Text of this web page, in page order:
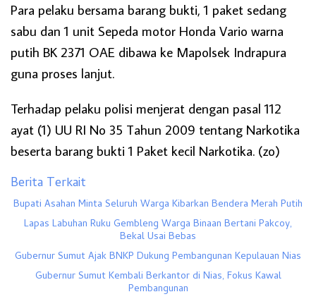
Para pelaku bersama barang bukti, 1 paket sedang
sabu dan 1 unit Sepeda motor Honda Vario warna
putih BK 2371 OAE dibawa ke Mapolsek Indrapura
guna proses lanjut.
Terhadap pelaku polisi menjerat dengan pasal 112
ayat (1) UU RI No 35 Tahun 2009 tentang Narkotika
beserta barang bukti 1 Paket kecil Narkotika. (zo)
Berita Terkait
Bupati Asahan Minta Seluruh Warga Kibarkan Bendera Merah Putih
Lapas Labuhan Ruku Gembleng Warga Binaan Bertani Pakcoy,
Bekal Usai Bebas
Gubernur Sumut Ajak BNKP Dukung Pembangunan Kepulauan Nias
Gubernur Sumut Kembali Berkantor di Nias, Fokus Kawal
Pembangunan